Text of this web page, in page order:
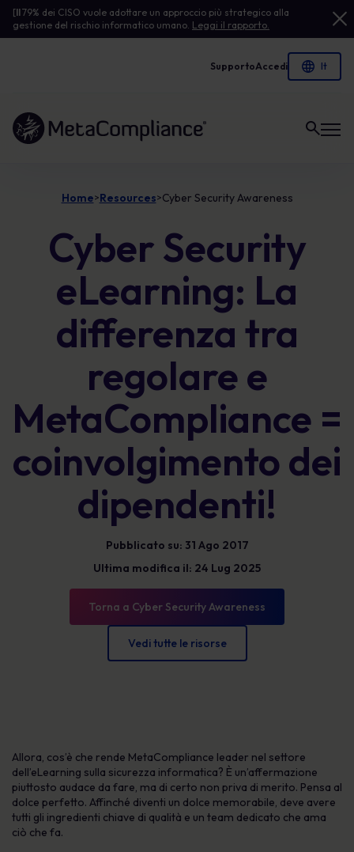
[Il79% dei CISO vuole adottare un approccio più strategico alla
gestione del rischio informatico umano. Leggi il rapporto.
SupportoAccedi
Link alla homepage
Home>Resources>Cyber Security Awareness
Cyber Security
eLearning: La
differenza tra
regolare e
MetaCompliance =
coinvolgimento dei
dipendenti!
Pubblicato su: 31 Ago 2017
Ultima modifica il: 24 Lug 2025
Torna a Cyber Security Awareness
Vedi tutte le risorse
Allora, cos’è che rende MetaCompliance leader nel settore
dell’eLearning sulla sicurezza informatica? È un’affermazione
piuttosto audace da fare, ma di certo non priva di merito. Pensa al
dolce perfetto. Affinché diventi un dolce memorabile, deve avere
tutti gli ingredienti chiave di qualità e un team dedicato che ama
ciò che fa.